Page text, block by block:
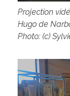
Projection
Hugo de
Photo: (c)